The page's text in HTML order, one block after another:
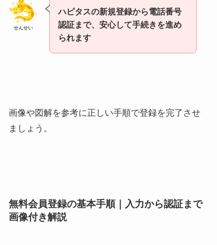
せんせい
ハピタスの新規登録から電話番号
認証まで、安心して手続きを進め
られます
画像や図解を参考に正しい手順で登録を完了させ
ましょう。
無料会員登録の基本手順｜入力から認証まで
画像付き解説